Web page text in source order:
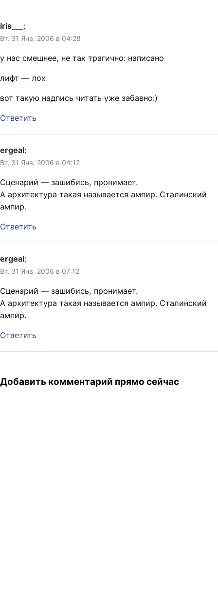
iris___ :
Вт, 31 Янв, 2006 в 04:28
у нас смешнее, не так трагично: написано
лифт — лох
вот такую надпись читать уже забавно:)
Ответить
ergeal:
Вт, 31 Янв, 2006 в 04:12
Сценарий — зашибись, пронимает.
А архитектура такая называется ампир. Сталинский
ампир.
Ответить
ergeal:
Вт, 31 Янв, 2006 в 07:12
Сценарий — зашибись, пронимает.
А архитектура такая называется ампир. Сталинский
ампир.
Ответить
Добавить комментарий прямо сейчас